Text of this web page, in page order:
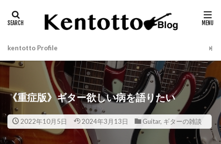
kentotto Profile
《重症版》ギター欲しい病を語りたい
2022年10月5日 2024年3月13日 Guitar, ギターの雑談
タグ
検索